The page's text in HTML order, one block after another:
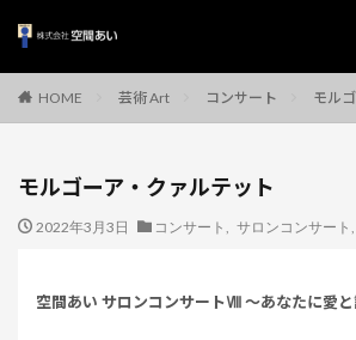
HOME 芸術 Art コンサート モル
モルゴーア・クァルテット
2022年3月3日 コンサート サロンコンサート
空間あい サロンコンサートⅧ 〜あなたに愛